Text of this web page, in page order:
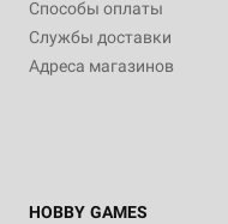
Способы оплаты
Службы доставки
Адреса магазинов
HOBBY GAMES